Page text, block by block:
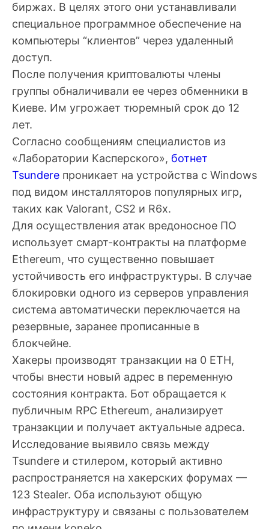
биржах. В целях этого они устанавливали
специальное программное обеспечение на
компьютеры “клиентов” через удаленный
доступ.
После получения криптовалюты члены
группы обналичивали ее через обменники в
Киеве. Им угрожает тюремный срок до 12
лет.
Согласно сообщениям специалистов из
«Лаборатории Касперского», ботнет
Tsundere проникает на устройства с Windows
под видом инсталляторов популярных игр,
таких как Valorant, CS2 и R6x.
Для осуществления атак вредоносное ПО
использует смарт-контракты на платформе
Ethereum, что существенно повышает
устойчивость его инфраструктуры. В случае
блокировки одного из серверов управления
система автоматически переключается на
резервные, заранее прописанные в
блокчейне.
Хакеры производят транзакции на 0 ETH,
чтобы внести новый адрес в переменную
состояния контракта. Бот обращается к
публичным RPC Ethereum, анализирует
транзакции и получает актуальные адреса.
Исследование выявило связь между
Tsundere и стилером, который активно
распространяется на хакерских форумах —
123 Stealer. Оба используют общую
инфраструктуру и связаны с пользователем